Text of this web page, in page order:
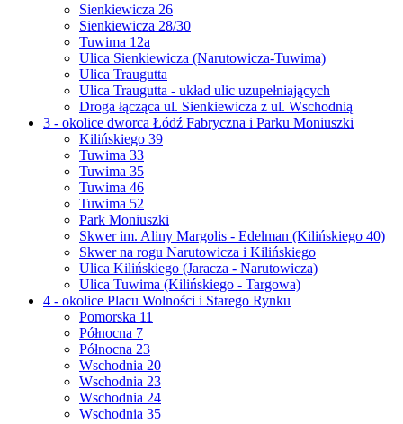
Sienkiewicza 26
Sienkiewicza 28/30
Tuwima 12a
Ulica Sienkiewicza (Narutowicza-Tuwima)
Ulica Traugutta
Ulica Traugutta - układ ulic uzupełniających
Droga łącząca ul. Sienkiewicza z ul. Wschodnią
3 - okolice dworca Łódź Fabryczna i Parku Moniuszki
Kilińskiego 39
Tuwima 33
Tuwima 35
Tuwima 46
Tuwima 52
Park Moniuszki
Skwer im. Aliny Margolis - Edelman (Kilińskiego 40)
Skwer na rogu Narutowicza i Kilińskiego
Ulica Kilińskiego (Jaracza - Narutowicza)
Ulica Tuwima (Kilińskiego - Targowa)
4 - okolice Placu Wolności i Starego Rynku
Pomorska 11
Północna 7
Północna 23
Wschodnia 20
Wschodnia 23
Wschodnia 24
Wschodnia 35